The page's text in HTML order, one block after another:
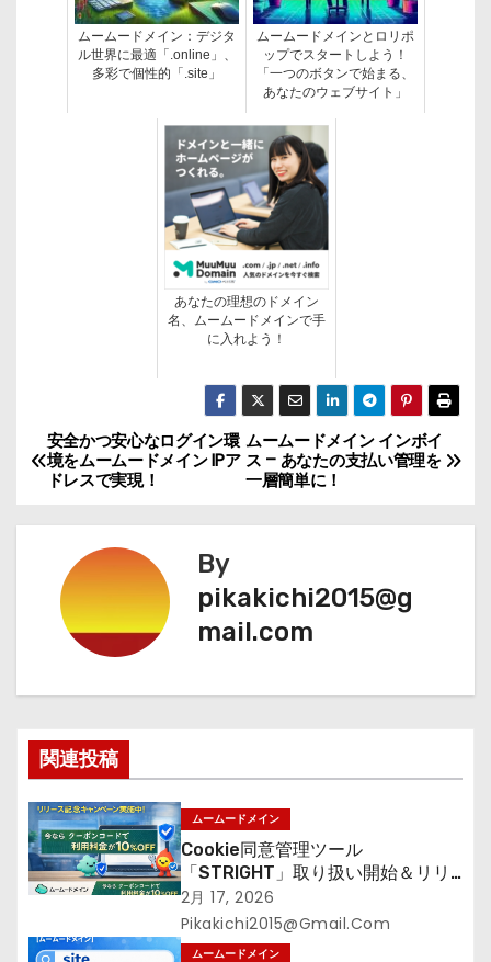
ムームードメイン：デジタ
ル世界に最適「.online」、
多彩で個性的「.site」
ムームードメインとロリポ
ップでスタートしよう！
「一つのボタンで始まる、
あなたのウェブサイト」
あなたの理想のドメイン
名、ムームードメインで手
に入れよう！
投
稿
ビ
ゲ
シ
ョ
ン
ムームードメイン インボイ
ス – あなたの支払い管理を
一層簡単に！
安全かつ安心なログイン環
境をムームードメイン IPア
ドレスで実現！
By
pikakichi2015@g
mail.com
関連投稿
ムームードメイン
Cookie同意管理ツール
「STRIGHT」取り扱い開始＆リリ
ース記念キャンペーン【ムームード
メイン】
2月 17, 2026
Pikakichi2015@gmail.com
ムームードメイン